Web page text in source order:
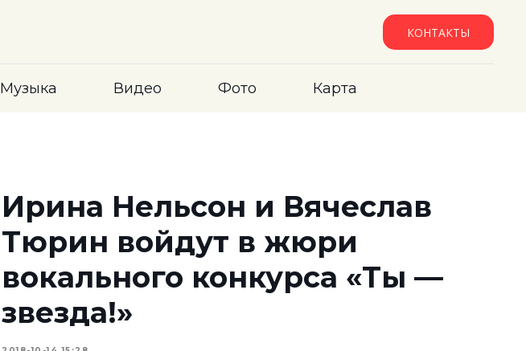
КОНТАКТЫ
Музыка Видео Фото Карта
Ирина Нельсон и Вячеслав
Тюрин войдут в жюри
вокального конкурса «Ты —
звезда!»